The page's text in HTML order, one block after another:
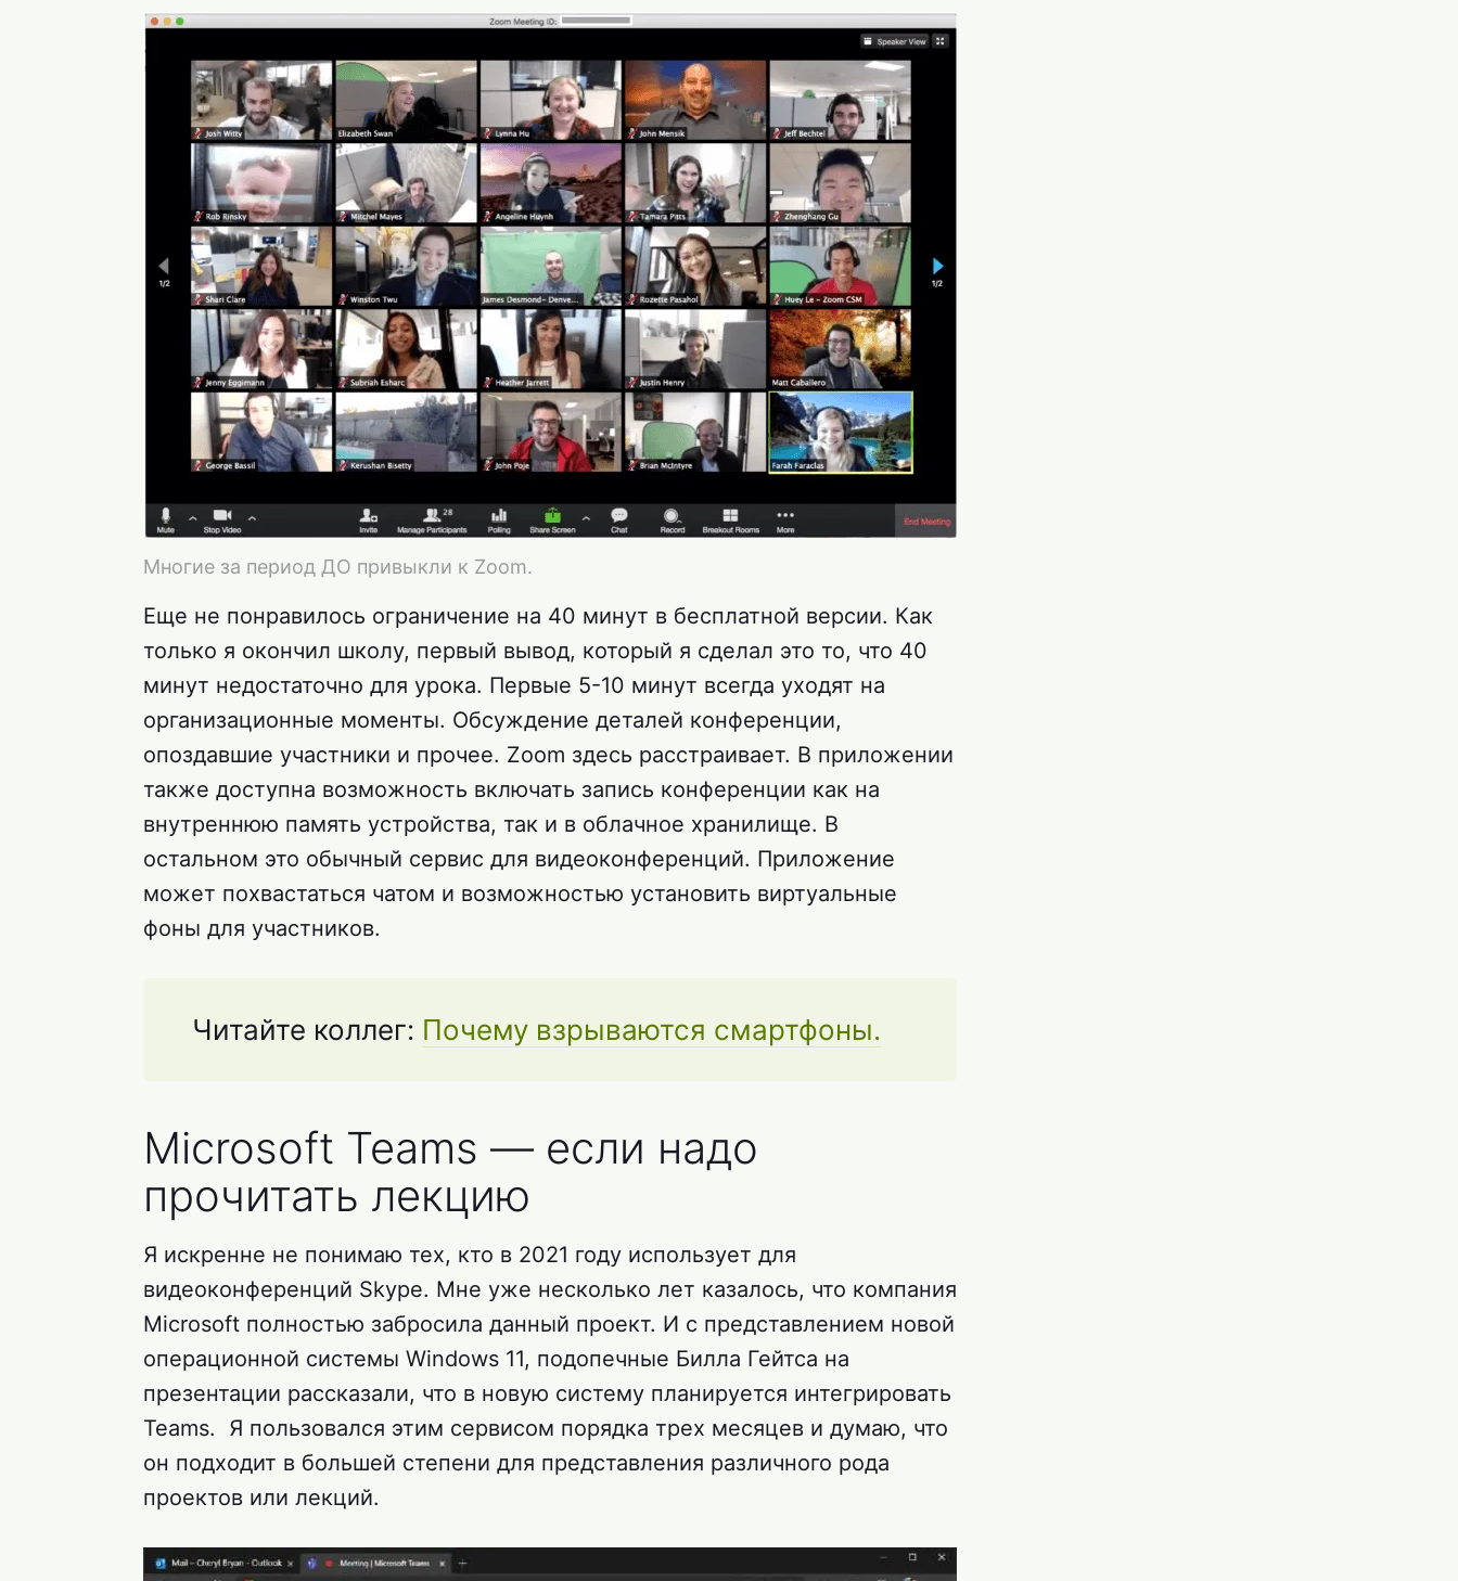
Многие за период ДО привыкли к Zoom.
Еще не понравилось ограничение на 40 минут в бесплатной версии. Как
только я окончил школу, первый вывод, который я сделал это то, что 40
минут недостаточно для урока. Первые 5-10 минут всегда уходят на
организационные моменты. Обсуждение деталей конференции,
опоздавшие участники и прочее. Zoom здесь расстраивает. В приложении
также доступна возможность включать запись конференции как на
внутреннюю память устройства, так и в облачное хранилище. В
остальном это обычный сервис для видеоконференций. Приложение
может похвастаться чатом и возможностью установить виртуальные
фоны для участников.
Читайте коллег: Почему взрываются смартфоны.
Microsoft Teams — если надо
прочитать лекцию
Я искренне не понимаю тех, кто в 2021 году использует для
видеоконференций Skype. Мне уже несколько лет казалось, что компания
Microsoft полностью забросила данный проект. И с представлением новой
операционной системы Windows 11, подопечные Билла Гейтса на
презентации рассказали, что в новую систему планируется интегрировать
Teams. Я пользовался этим сервисом порядка трех месяцев и думаю, что
он подходит в большей степени для представления различного рода
проектов или лекций.